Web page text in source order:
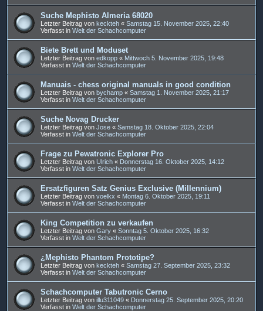
Suche Mephisto Almeria 68020
Letzter Beitrag von keckteh « Samstag 15. November 2025, 22:40
Verfasst in Welt der Schachcomputer
Biete Brett und Moduset
Letzter Beitrag von edkopp « Mittwoch 5. November 2025, 19:48
Verfasst in Welt der Schachcomputer
Manuais - chess original manuals in good condition
Letzter Beitrag von bychamp « Samstag 1. November 2025, 21:17
Verfasst in Welt der Schachcomputer
Suche Novag Drucker
Letzter Beitrag von Jose « Samstag 18. Oktober 2025, 22:04
Verfasst in Welt der Schachcomputer
Frage zu Pewatronic Explorer Pro
Letzter Beitrag von Ulrich « Donnerstag 16. Oktober 2025, 14:12
Verfasst in Welt der Schachcomputer
Ersatzfiguren Satz Genius Exclusive (Millennium)
Letzter Beitrag von voelkx « Montag 6. Oktober 2025, 19:11
Verfasst in Welt der Schachcomputer
King Competition zu verkaufen
Letzter Beitrag von Gary « Sonntag 5. Oktober 2025, 16:32
Verfasst in Welt der Schachcomputer
¿Mephisto Phantom Prototipe?
Letzter Beitrag von keckteh « Samstag 27. September 2025, 23:32
Verfasst in Welt der Schachcomputer
Schachcomputer Tabutronic Cerno
Letzter Beitrag von illu311049 « Donnerstag 25. September 2025, 20:20
Verfasst in Welt der Schachcomputer